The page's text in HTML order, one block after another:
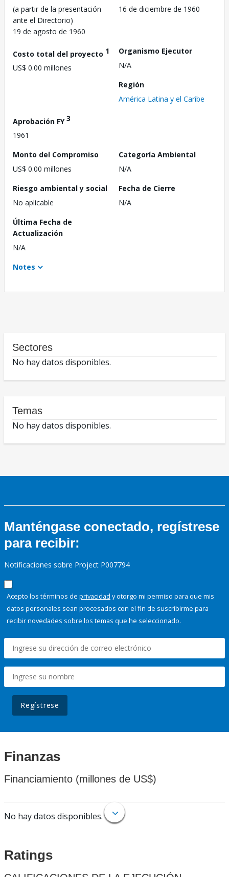
(a partir de la presentación
ante el Directorio)
19 de agosto de 1960
16 de diciembre de 1960
Costo total del proyecto 1
US$ 0.00 millones
Organismo Ejecutor
N/A
Región
América Latina y el Caribe
Aprobación FY3
1961
Monto del Compromiso
US$ 0.00 millones
Categoría Ambiental
N/A
Riesgo ambiental y social
No aplicable
Fecha de Cierre
N/A
Última Fecha de
Actualización
N/A
Notes
Sectores
No hay datos disponibles.
Temas
No hay datos disponibles.
Manténgase conectado, regístrese
para recibir:
Notificaciones sobre Project P007794
Acepto los términos de privacidad y otorgo mi permiso para que mis
datos personales sean procesados con el fin de suscribirme para
recibir novedades sobre los temas que he seleccionado.
Regístrese
Finanzas
Financiamiento (millones de US$)
No hay datos disponibles.
Ratings